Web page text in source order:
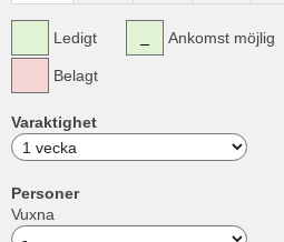
Ledigt
Belagt
Ankomst möjlig
Varaktighet
Personer
Vuxna